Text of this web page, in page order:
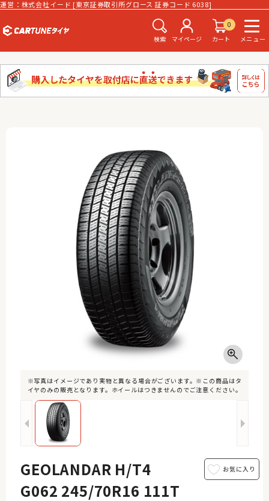
運営：株式会社イード [東京証券取引所グロース 証券コード 6038]
検索 マイページ
0
カート
メニュー
※写真はイメージであり実物と異なる場合がございます。※この商品はタ
イヤのみの販売となります。ホイールはつきませんのでご注意ください。
GEOLANDAR H/T4
G062 245/70R16 111T